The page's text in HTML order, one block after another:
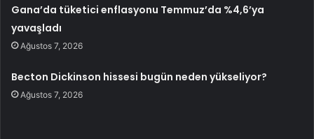
Gana’da tüketici enflasyonu Temmuz’da %4,6’ya
yavaşladı
Ağustos 7, 2026
Becton Dickinson hissesi bugün neden yükseliyor?
Ağustos 7, 2026